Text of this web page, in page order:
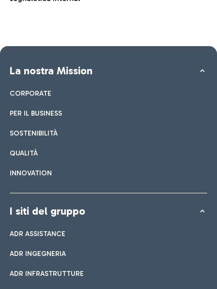
La nostra Mission
CORPORATE
PER IL BUSINESS
SOSTENIBILITÀ
QUALITÀ
INNOVATION
I siti del gruppo
ADR ASSISTANCE
ADR INGEGNERIA
ADR INFRASTRUTTURE